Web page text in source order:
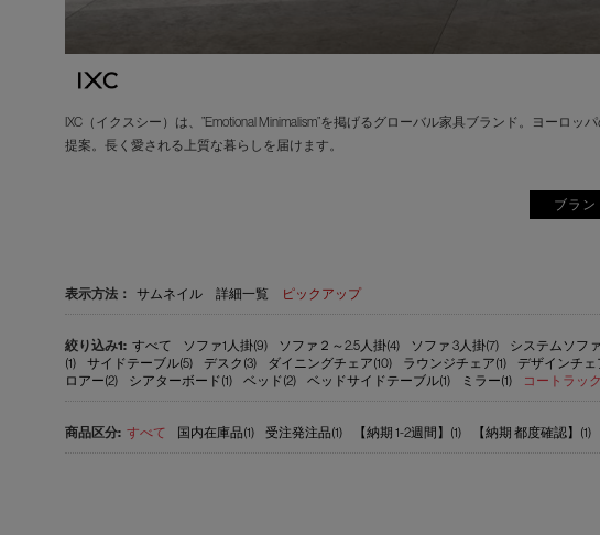
IXC（イクスシー）は、”Emotional Minimalism”を掲げるグローバル家具ブランド。ヨー
提案。長く愛される上質な暮らしを届けます。
ブラン
表示方法： サムネイル 詳細一覧 ピックアップ
すべて ソファ1人掛(9) ソファ２～2.5人掛(4) ソファ 3人掛(7) システムソフ
(1)
サイドテーブル(5) デスク(3) ダイニングチェア(10) ラウンジチェア(1) デザインチェ
ロアー(2)
シアターボード(1) ベッド(2) ベッドサイドテーブル(1) ミラー(1) コートラッ
すべて 国内在庫品(1) 受注発注品(1) 【納期 1-2週間】(1) 【納期 都度確認】(1)